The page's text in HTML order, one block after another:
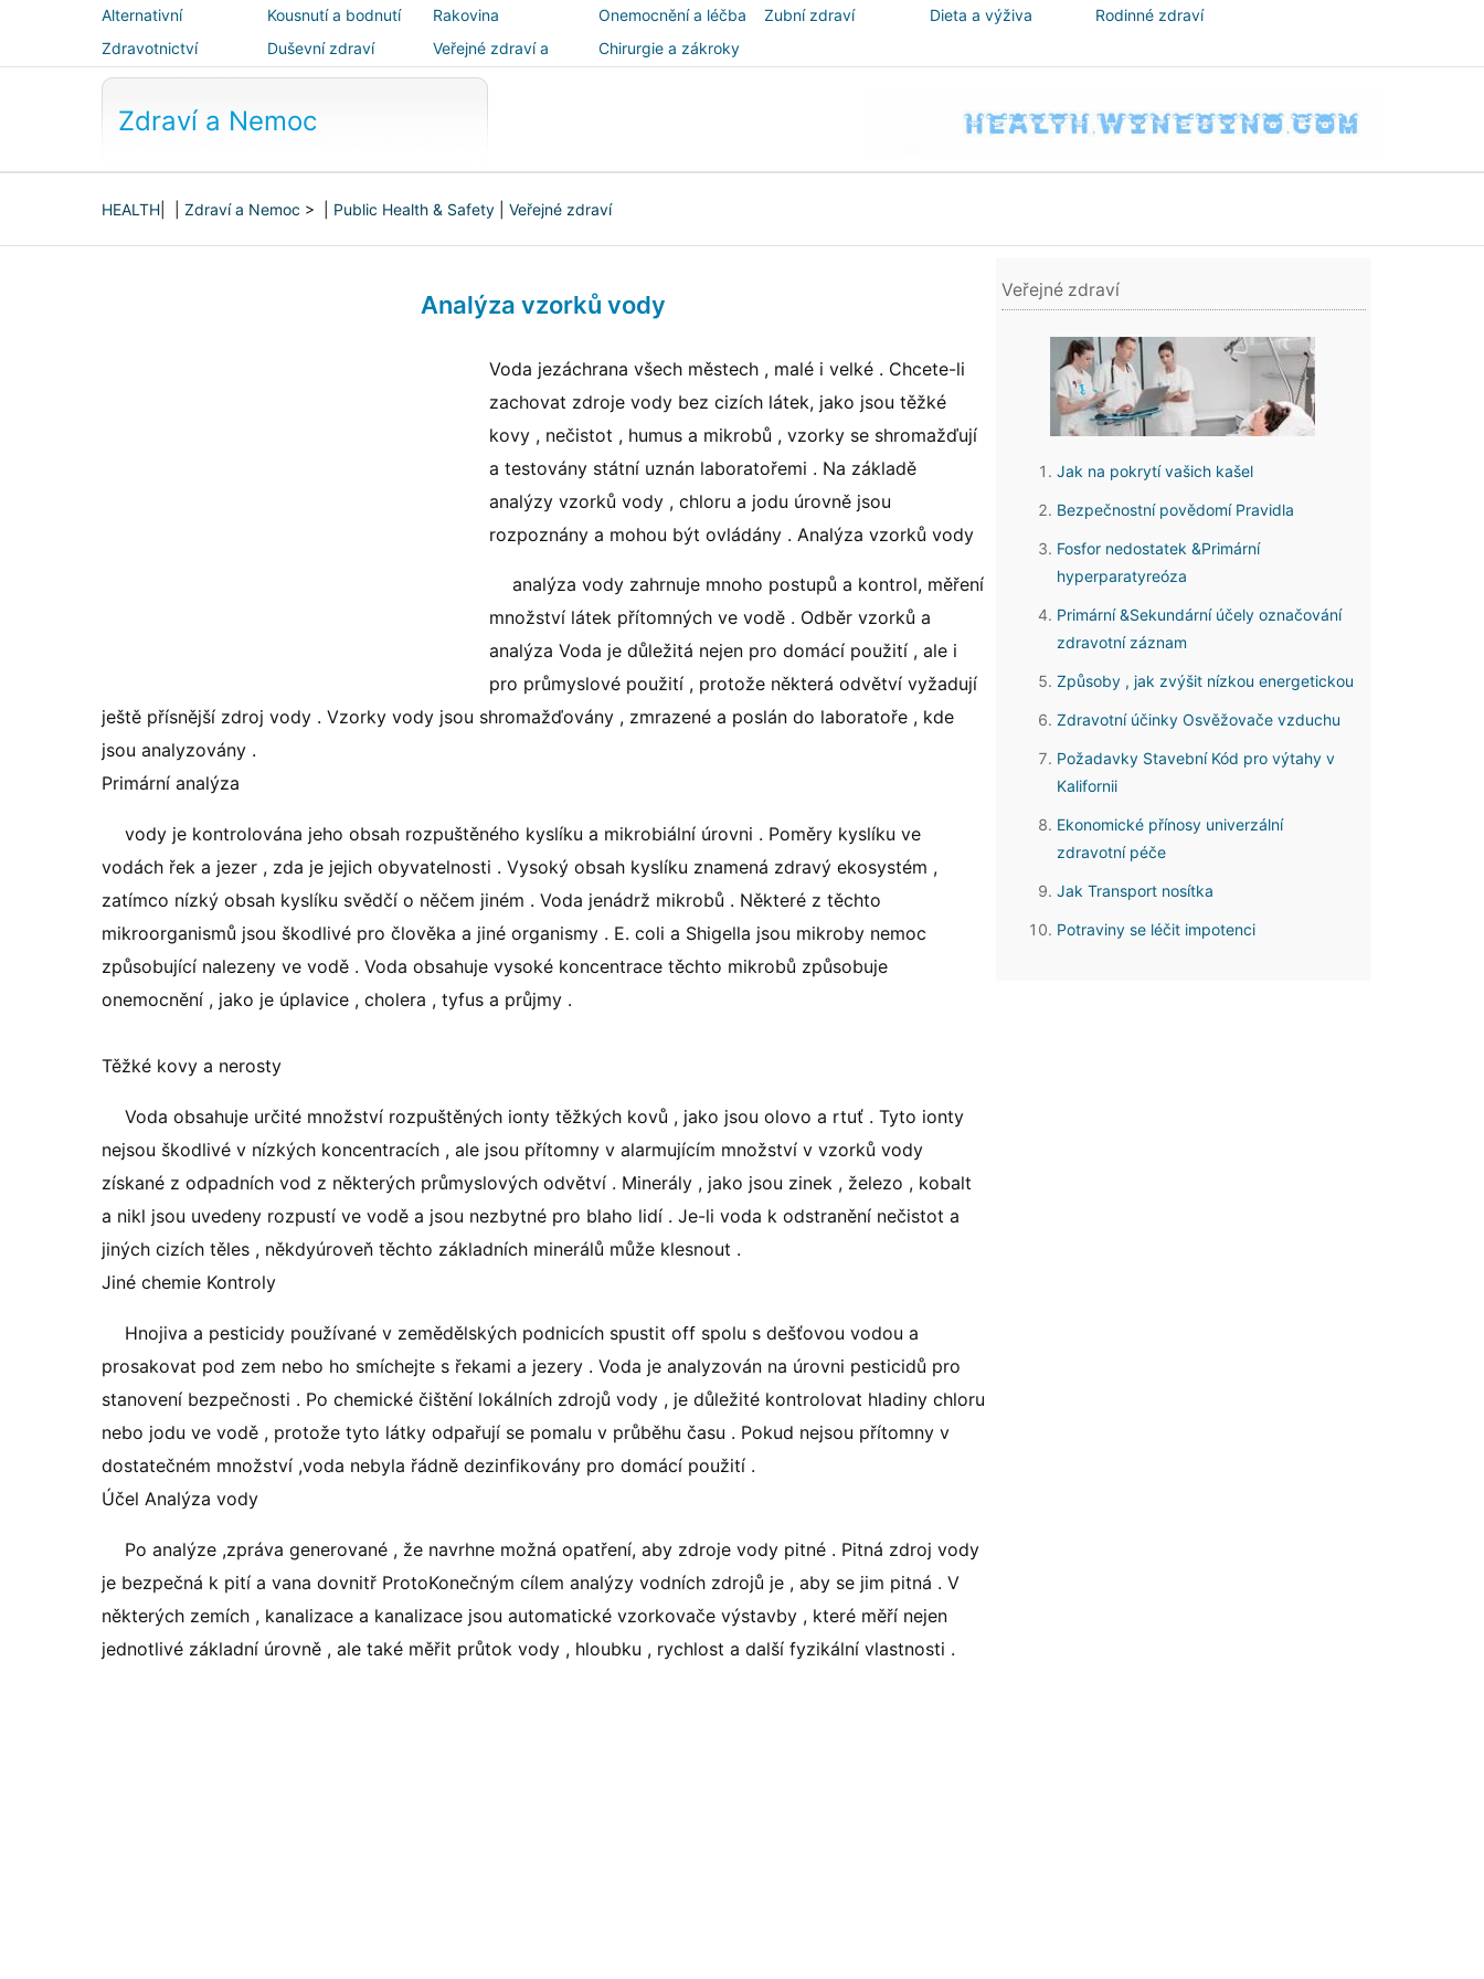
Alternativní
medicína
Kousnutí a bodnutí Rakovina Onemocnění a léčba Zubní zdraví Dieta a výživa
Rodinné zdraví
Zdravotnictví
Duševní zdraví
Veřejné zdraví a
bezpečnost
Chirurgie a zákroky
Zdraví a Nemoc
HEALTH Zdraví a Nemoc > | Public Health & Safety Veřejné zdraví
Analýza vzorků vody
Voda jezáchrana všech městech , malé i velké . Chcete-li
zachovat zdroje vody bez cizích látek, jako jsou těžké
kovy , nečistot , humus a mikrobů , vzorky se shromažďují
a testovány státní uznán laboratořemi . Na základě
analýzy vzorků vody , chloru a jodu úrovně jsou
rozpoznány a mohou být ovládány . Analýza vzorků vody
analýza vody zahrnuje mnoho postupů a kontrol, měření
množství látek přítomných ve vodě . Odběr vzorků a
analýza Voda je důležitá nejen pro domácí použití , ale i
pro průmyslové použití , protože některá odvětví vyžadují
ještě přísnější zdroj vody . Vzorky vody jsou shromažďovány , zmrazené a poslán do laboratoře , kde
jsou analyzovány .
Primární analýza
vody je kontrolována jeho obsah rozpuštěného kyslíku a mikrobiální úrovni . Poměry kyslíku ve
vodách řek a jezer , zda je jejich obyvatelnosti . Vysoký obsah kyslíku znamená zdravý ekosystém ,
zatímco nízký obsah kyslíku svědčí o něčem jiném . Voda jenádrž mikrobů . Některé z těchto
mikroorganismů jsou škodlivé pro člověka a jiné organismy . E. coli a Shigella jsou mikroby nemoc
způsobující nalezeny ve vodě . Voda obsahuje vysoké koncentrace těchto mikrobů způsobuje
onemocnění , jako je úplavice , cholera , tyfus a průjmy .
Těžké kovy a nerosty
Voda obsahuje určité množství rozpuštěných ionty těžkých kovů , jako jsou olovo a rtuť . Tyto ionty
nejsou škodlivé v nízkých koncentracích , ale jsou přítomny v alarmujícím množství v vzorků vody
získané z odpadních vod z některých průmyslových odvětví . Minerály , jako jsou zinek , železo , kobalt
a nikl jsou uvedeny rozpustí ve vodě a jsou nezbytné pro blaho lidí . Je-li voda k odstranění nečistot a
jiných cizích těles , někdyúroveň těchto základních minerálů může klesnout .
Jiné chemie Kontroly
Hnojiva a pesticidy používané v zemědělských podnicích spustit off spolu s dešťovou vodou a
prosakovat pod zem nebo ho smíchejte s řekami a jezery . Voda je analyzován na úrovni pesticidů pro
stanovení bezpečnosti . Po chemické čištění lokálních zdrojů vody , je důležité kontrolovat hladiny chloru
nebo jodu ve vodě , protože tyto látky odpařují se pomalu v průběhu času . Pokud nejsou přítomny v
dostatečném množství ,voda nebyla řádně dezinfikovány pro domácí použití .
Účel Analýza vody
Po analýze ,zpráva generované , že navrhne možná opatření, aby zdroje vody pitné . Pitná zdroj vody
je bezpečná k pití a vana dovnitř ProtoKonečným cílem analýzy vodních zdrojů je , aby se jim pitná . V
některých zemích , kanalizace a kanalizace jsou automatické vzorkovače výstavby , které měří nejen
jednotlivé základní úrovně , ale také měřit průtok vody , hloubku , rychlost a další fyzikální vlastnosti .
Veřejné zdraví
Jak na pokrytí vašich kašel
Bezpečnostní povědomí Pravidla
Fosfor nedostatek &Primární
hyperparatyreóza
Primární &Sekundární účely označování
zdravotní záznam
Způsoby , jak zvýšit nízkou energetickou
Zdravotní účinky Osvěžovače vzduchu
Požadavky Stavební Kód pro výtahy v
Kalifornii
Ekonomické přínosy univerzální
zdravotní péče
Jak Transport nosítka
Potraviny se léčit impotenci